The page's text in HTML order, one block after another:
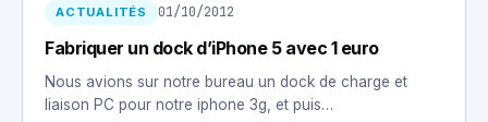
ACTUALITÉS 01/10/2012
Fabriquer un dock d’iPhone 5 avec 1 euro
Nous avions sur notre bureau un dock de charge et
liaison PC pour notre iphone 3g, et puis…